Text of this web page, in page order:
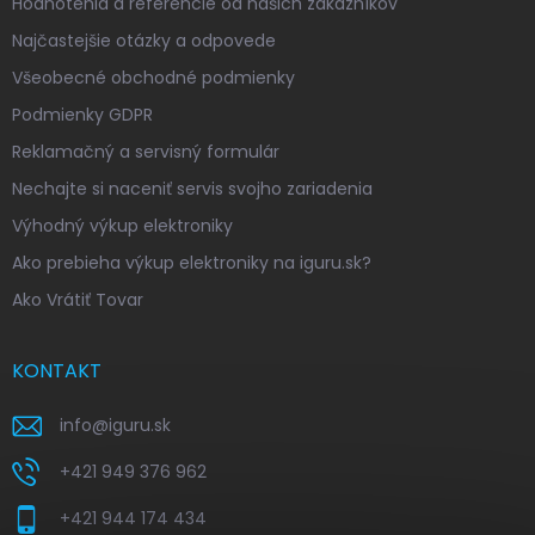
Najčastejšie otázky a odpovede
Všeobecné obchodné podmienky
Podmienky GDPR
Reklamačný a servisný formulár
Nechajte si naceniť servis svojho zariadenia
Výhodný výkup elektroniky
Ako prebieha výkup elektroniky na iguru.sk?
Ako Vrátiť Tovar
KONTAKT
info@iguru.sk
+421 949 376 962
+421 944 174 434